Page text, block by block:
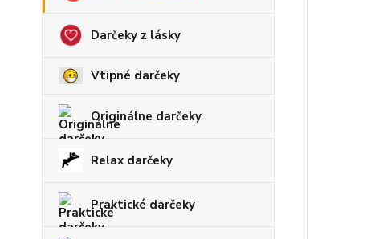
Darčeky z lásky
Vtipné darčeky
Originálne darčeky
Relax darčeky
Praktické darčeky